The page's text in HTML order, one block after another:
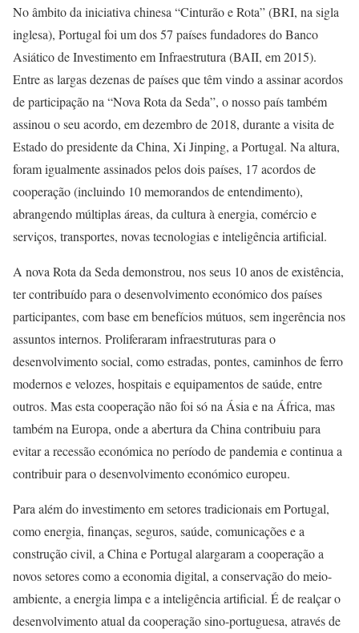
No âmbito da iniciativa chinesa “Cinturão e Rota” (BRI, na sigla
inglesa), Portugal foi um dos 57 países fundadores do Banco
Asiático de Investimento em Infraestrutura (BAII, em 2015).
Entre as largas dezenas de países que têm vindo a assinar acordos
de participação na “Nova Rota da Seda”, o nosso país também
assinou o seu acordo, em dezembro de 2018, durante a visita de
Estado do presidente da China, Xi Jinping, a Portugal. Na altura,
foram igualmente assinados pelos dois países, 17 acordos de
cooperação (incluindo 10 memorandos de entendimento),
abrangendo múltiplas áreas, da cultura à energia, comércio e
serviços, transportes, novas tecnologias e inteligência artificial.
A nova Rota da Seda demonstrou, nos seus 10 anos de existência,
ter contribuído para o desenvolvimento económico dos países
participantes, com base em benefícios mútuos, sem ingerência nos
assuntos internos. Proliferaram infraestruturas para o
desenvolvimento social, como estradas, pontes, caminhos de ferro
modernos e velozes, hospitais e equipamentos de saúde, entre
outros. Mas esta cooperação não foi só na Ásia e na África, mas
também na Europa, onde a abertura da China contribuiu para
evitar a recessão económica no período de pandemia e continua a
contribuir para o desenvolvimento económico europeu.
Para além do investimento em setores tradicionais em Portugal,
como energia, finanças, seguros, saúde, comunicações e a
construção civil, a China e Portugal alargaram a cooperação a
novos setores como a economia digital, a conservação do meio-
ambiente, a energia limpa e a inteligência artificial. É de realçar o
desenvolvimento atual da cooperação sino-portuguesa, através de